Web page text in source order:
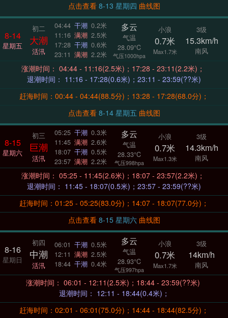
点击查看
8-13 星期四 曲线图
8-14
星期五
初二
大潮
活汛
04:44 干潮 0.2米
11:16 满潮 2.5米
17:28 干潮 0.6米
23:11 满潮 2.2米
多云
气温
28.09°C
气压1000hpa
小浪
0.7米
Max1.7米
3级
15.3km/h
南风
涨潮时间： 04:44 - 11:16(2.5米)；17:28 - 23:11(2.2米)；
退潮时间： 11:16 - 17:28(0.6米)；23:11 - 23:59(??米)
赶海时间：00:44 - 04:44(88.5分)；13:28 - 17:28(68.0分)；
点击查看
8-14 星期五 曲线图
8-15
星期六
初三
巨潮
活汛
05:25 干潮 0.3米
11:45 满潮 2.6米
18:07 干潮 0.5米
23:57 满潮 2.2米
多云
气温
28.33°C
气压998hpa
小浪
0.7米
Max1.3米
3级
14.3km/h
南风
涨潮时间： 05:25 - 11:45(2.6米)；18:07 - 23:57(2.2米)；
退潮时间： 11:45 - 18:07(0.5米)；23:57 - 23:59(??米)
赶海时间：01:25 - 05:25(83.0分)；14:07 - 18:07(77.0分)；
点击查看
8-15 星期六 曲线图
8-16
星期日
初四
中潮
活汛
06:01 干潮 0.5米
12:11 满潮 2.5米
18:44 干潮 0.4米
多云
气温
28.93°C
气压997hpa
小浪
0.7米
Max1.7米
3级
14km/h
南风
涨潮时间： 06:01 - 12:11(2.5米)；18:44 - 23:59(??米)
退潮时间： 12:11 - 18:44(0.4米)；
赶海时间：02:01 - 06:01(75.0分)；14:44 - 18:44(82.5分)；